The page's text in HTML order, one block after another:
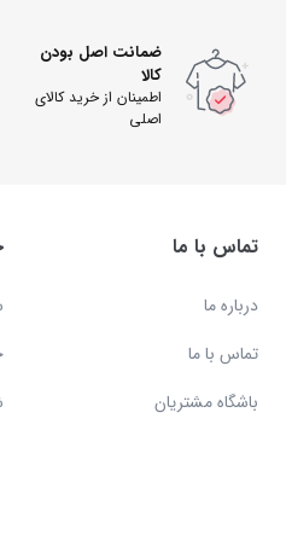
ضمانت اصل بودن
کالا
اطمینان از خرید کالای
اصلی
تماس با ما
درباره ما
تماس با ما
باشگاه مشتریان